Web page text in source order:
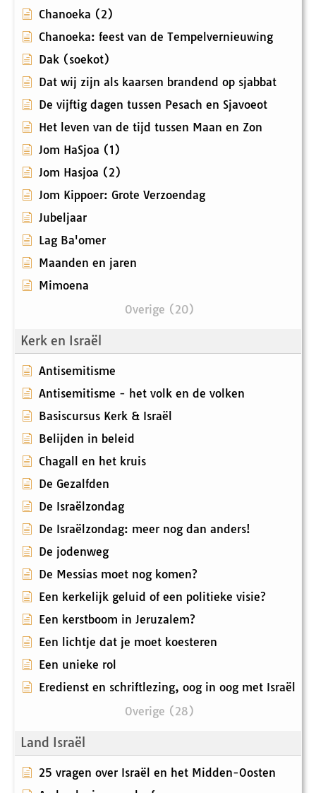
Chanoeka (2)
Chanoeka: feest van de Tempelvernieuwing
Dak (soekot)
Dat wij zijn als kaarsen brandend op sjabbat
De vijftig dagen tussen Pesach en Sjavoeot
Het leven van de tijd tussen Maan en Zon
Jom HaSjoa (1)
Jom Hasjoa (2)
Jom Kippoer: Grote Verzoendag
Jubeljaar
Lag Ba'omer
Maanden en jaren
Mimoena
Overige (20)
Kerk en Israël
Antisemitisme
Antisemitisme - het volk en de volken
Basiscursus Kerk & Israël
Belijden in beleid
Chagall en het kruis
De Gezalfden
De Israëlzondag
De Israëlzondag: meer nog dan anders!
De jodenweg
De Messias moet nog komen?
Een kerkelijk geluid of een politieke visie?
Een kerstboom in Jeruzalem?
Een lichtje dat je moet koesteren
Een unieke rol
Eredienst en schriftlezing, oog in oog met Israël
Overige (28)
Land Israël
25 vragen over Israël en het Midden-Oosten